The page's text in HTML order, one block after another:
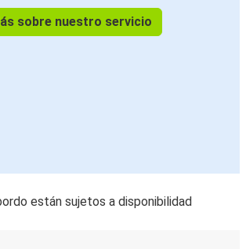
sobre nuestro servicio
están sujetos a disponibilidad